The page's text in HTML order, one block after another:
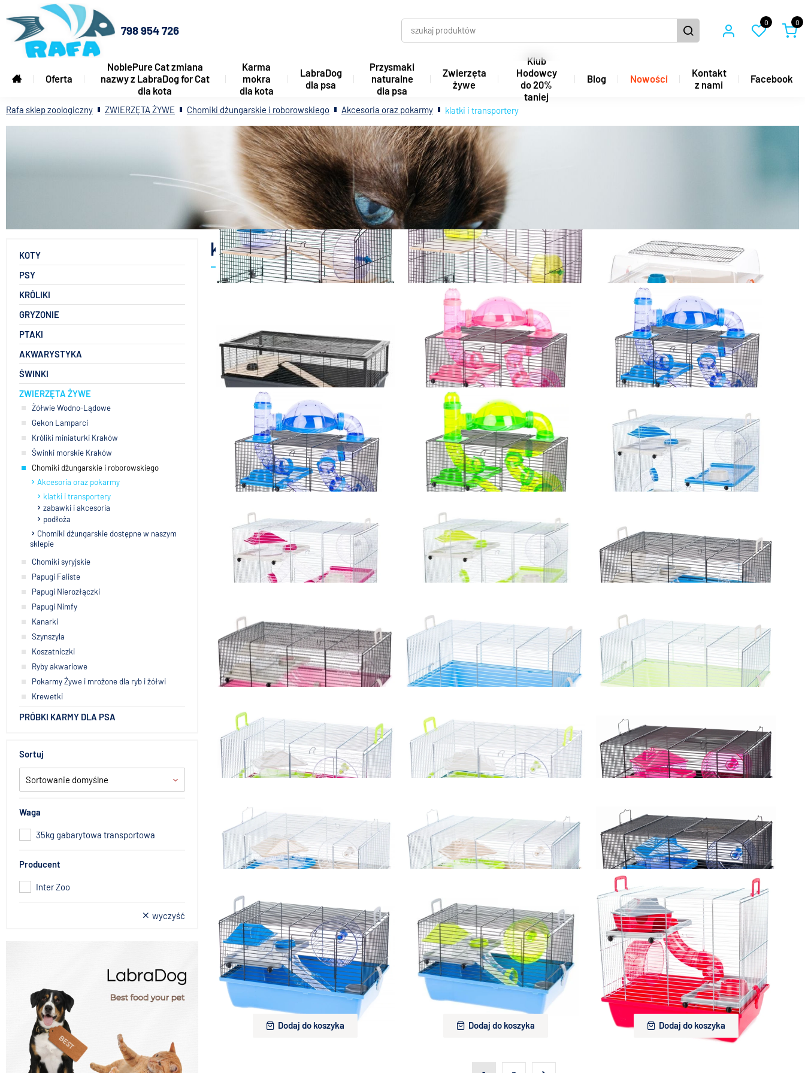
798 954 726
0 0
Oferta
NoblePure Cat zmiana
nazwy z LabraDog for Cat
dla kota
Karma
mokra
dla kota
LabraDog
dla psa
Przysmaki
naturalne
dla psa
Zwierzęta
żywe
Klub
Hodowcy
do 20%
taniej
Blog Nowości
Kontakt
z nami
Facebook
Rafa sklep zoologiczny ZWIERZĘTA ŻYWE Chomiki dżungarskie i roborowskiego Akcesoria oraz pokarmy klatki i transportery
KOTY
PSY
KRÓLIKI
GRYZONIE
PTAKI
AKWARYSTYKA
ŚWINKI
ZWIERZĘTA ŻYWE
Żółwie Wodno-Lądowe
Gekon Lamparci
Króliki miniaturki Kraków
Świnki morskie Kraków
Chomiki dżungarskie i roborowskiego
Akcesoria oraz pokarmy
klatki i transportery
zabawki i akcesoria
podłoża
Chomiki dżungarskie dostępne w naszym
sklepie
Chomiki syryjskie
Papugi Faliste
Papugi Nierozłączki
Papugi Nimfy
Kanarki
Szynszyla
Koszatniczki
Ryby akwariowe
Pokarmy Żywe i mrożone dla ryb i żółwi
Krewetki
PRÓBKI KARMY DLA PSA
Sortuj
Sortowanie domyślne
Waga
35kg gabarytowa transportowa
Producent
Inter Zoo
wyczyść
klatki i transportery
Dodaj do koszyka
INTER-ZOO Klatka dla chomika AQUALAND 2,
590 x 380 x 470mm
290,00 zł
Dodaj do koszyka
Inter-Zoo Klatka dla chomika Alex G120,
58x38x25cm niebieska
170,00 zł
Dodaj do koszyka
INTER-ZOO Bernie Wood klatka dla gryzoni -
100 x 54 x 39cm
340,00 zł
Dodaj do koszyka
Inter-Zoo Klatka Rocky Terrace dla chomików
i innych małych gryzoni 420x290x550mm
różowa
185,00 zł
Dodaj do koszyka
Inter-Zoo Klatka Rocky Terrace dla chomików
niebieska
199,00 zł
Dodaj do koszyka
Inter-Zoo Klatka Rocky Terrace dla chomików
beżowa
185,00 zł
Dodaj do koszyka
Inter-Zoo Klatka Rocky Terrace dla chomików
zielona
185,00 zł
Dodaj do koszyka
Inter-Zoo Klatka Pinky 3 ocynk dla chomikow i
185,00 zł
Dodaj do koszyka
185,00 zł
Dodaj do koszyka
185,00 zł
Dodaj do koszyka
125,00 zł
Dodaj do koszyka
Inter-Zoo Klatka Pinky 1 dla chomikow i
135,00 zł
Dodaj do koszyka
Inter-Zoo Klatka Pinky 1 pusta ocynk dla
99,00 zł
Dodaj do koszyka
Inter-Zoo Klatka Pinky 1 pusta ocynk dla
105,00 zł
Dodaj do koszyka
115,00 zł
Dodaj do koszyka
115,00 zł
Dodaj do koszyka
115,00 zł
Dodaj do koszyka
Mini Mouse cynk 420x290x240 beż/niebieski
115,00 zł
Dodaj do koszyka
115,00 zł
Dodaj do koszyka
Inter-Zoo Klatka dla myszy , chomika Gino
Mini Mouse 420x290x240 niebieska
115,00 zł
Dodaj do koszyka
Inter-Zoo Klatka dla myszy , chomika Gino 1
Tube Niebieska 420x290x260
Dodaj do koszyka
Inter-Zoo Klatka dla myszy , chomika Gino 1
Tube Zielona 420x290x260mm
115,00 zł
Dodaj do koszyka
Inter-Zoo Klatka dla myszy , chomika Gino 1
Zinc+ tube czerwona 420x290x385mm
150,00 zł
Dodaj do koszyka